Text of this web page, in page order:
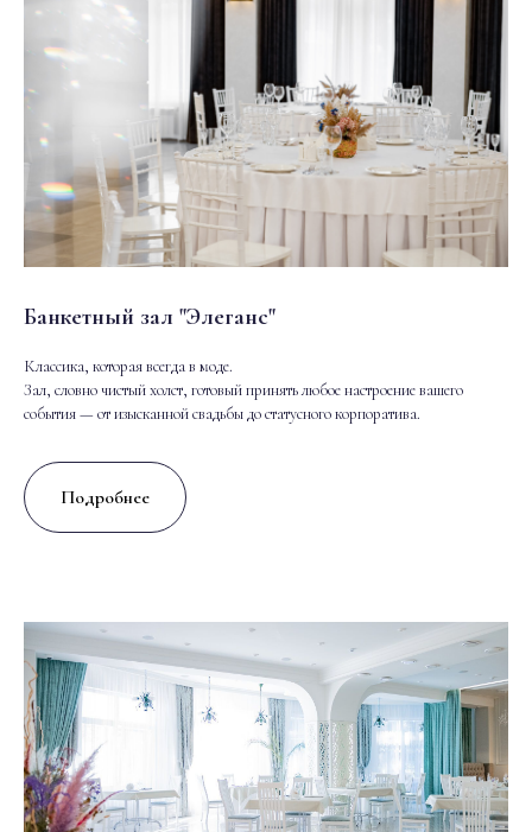
Банкетный зал "Элеганс"
Классика, которая всегда в моде.
Зал, словно чистый холст, готовый принять любое настроение вашего
события — от изысканной свадьбы до статусного корпоратива.
Подробнее